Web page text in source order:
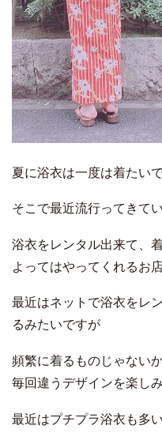
夏に浴衣は一度は着たいで
そこで最近流行ってきて
浴衣をレンタル出来て、
よってはやってくれるお店
最近はネットで浴衣をレ
るみたいですが
頻繁に着るものじゃない
毎回違うデザインを楽し
最近はプチプラ浴衣も多